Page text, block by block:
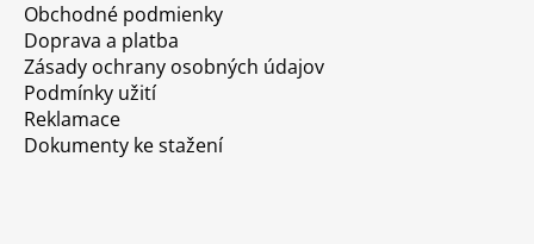
Obchodné podmienky
Doprava a platba
Zásady ochrany osobných údajov
Podmínky užití
Reklamace
Dokumenty ke stažení